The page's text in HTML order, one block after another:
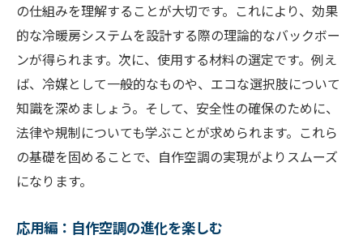
の仕組みを理解することが大切です。これにより、効果
的な冷暖房システムを設計する際の理論的なバックボー
ンが得られます。次に、使用する材料の選定です。例え
ば、冷媒として一般的なものや、エコな選択肢について
知識を深めましょう。そして、安全性の確保のために、
法律や規制についても学ぶことが求められます。これら
の基礎を固めることで、自作空調の実現がよりスムーズ
になります。
応用編：自作空調の進化を楽しむ